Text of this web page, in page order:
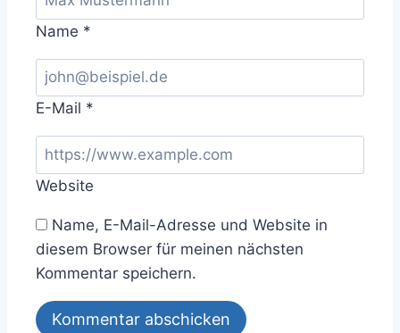
Name *
E-Mail *
Website
Name, E-Mail-Adresse und Website in
diesem Browser für meinen nächsten
Kommentar speichern.